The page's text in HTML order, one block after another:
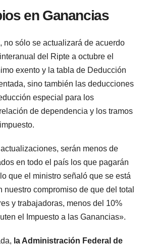
en Ganancias
no sólo se actualizará de acuerdo
del Ripte a octubre el
exento y la tabla de Deducción
sino también las deducciones
especial para los
de dependencia y los tramos
serán menos de
en todo el país los que pagarán
que el ministro señaló que se está
nuestro compromiso de que del total
y trabajadoras, menos del 10%
el Impuesto a las Ganancias».
la Administración Federal de